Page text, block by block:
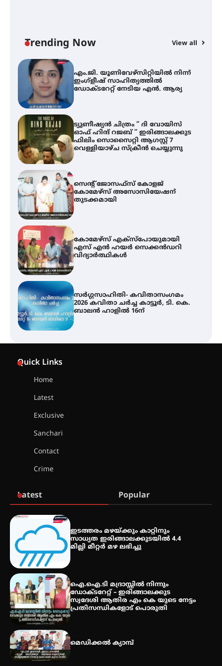
Trending Now View all
ട്യുണീഷ്യൻ ചിത്രം ” ദി വോയിസ്
ഓഫ് ഹിന്ദ് റജബ് ” ഇരിങ്ങാലക്കുട
ഫിലിം സൊസൈറ്റി ആഗസ്റ്റ് 7
വെള്ളിയാഴ്ച സ്‌ക്രീൻ ചെയ്യുന്നു
സെന്റ് ജോസഫ്സ് കോളജ്
കോമേഴ്‌സ് അസോസിയേഷന്
തുടക്കമായി
കോമേഴ്സ് എക്സ്പോയുമായി
എസ് എൻ ഹയർ സെക്കൻഡറി
വിദ്യാർത്ഥികൾ
സർഗ്ഗസാഹിതി- കവിതാസംഗമം
2026 കവിതാ ചർച്ച കാട്ടൂർ, ടി. കെ.
ബാലൻ ഹാളിൽ 16ന്
ശക്തമായ മഴ തുടരുന്നു – തൃശൂർ
ജില്ലയിൽ എല്ലാ വിദ്യാഭ്യാസ
സ്ഥാപനങ്ങൾക്കും ശനിയാഴ്ച
അവധി
എസ് എൻ ഹയർ സെക്കൻഡറി
വിദ്യാർത്ഥികൾ
2026 കവിതാ ചർച്ച കാട്ടൂർ, ടി. കെ.
ബാലൻ ഹാളിൽ 16ന്
Quick Links
Home
Latest
Exclusive
Sanchari
Contact
Crime
Latest Popular
ഇടത്തരം മഴയ്ക്കും കാറ്റിനും
സാധ്യത ഇരിങ്ങാലക്കുടയിൽ 4.4
മില്ലി മീറ്റർ മഴ ലഭിച്ചു
ഐ.ഐ.ടി മദ്രാസ്സിൽ നിന്നും
ഡോക്ടറേറ്റ് – ഇരിങ്ങാലക്കുട
സ്വദേശി ആതിര എം കെ യുടെ നേട്ടം
പ്രതിസന്ധികളോട് പൊരുതി
മെഡിക്കൽ ക്യാമ്പ്